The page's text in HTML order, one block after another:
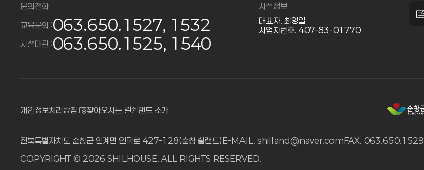
문의전화
교육문의 :063.650.1527, 1532
시설대관 :063.650.1525, 1540
시설정보
대표자. 최영일
사업자번호. 407-83-01770
개인정보처리방침 찾아오시는 길쉴랜드 소개
전북특별자치도 순창군 인계면 인덕로 427-128(순창 쉴랜드)E-MAIL. shilland@naver.comFAX. 063.650.1529
COPYRIGHT © 2026 SHILHOUSE. ALL RIGHTS RESERVED.